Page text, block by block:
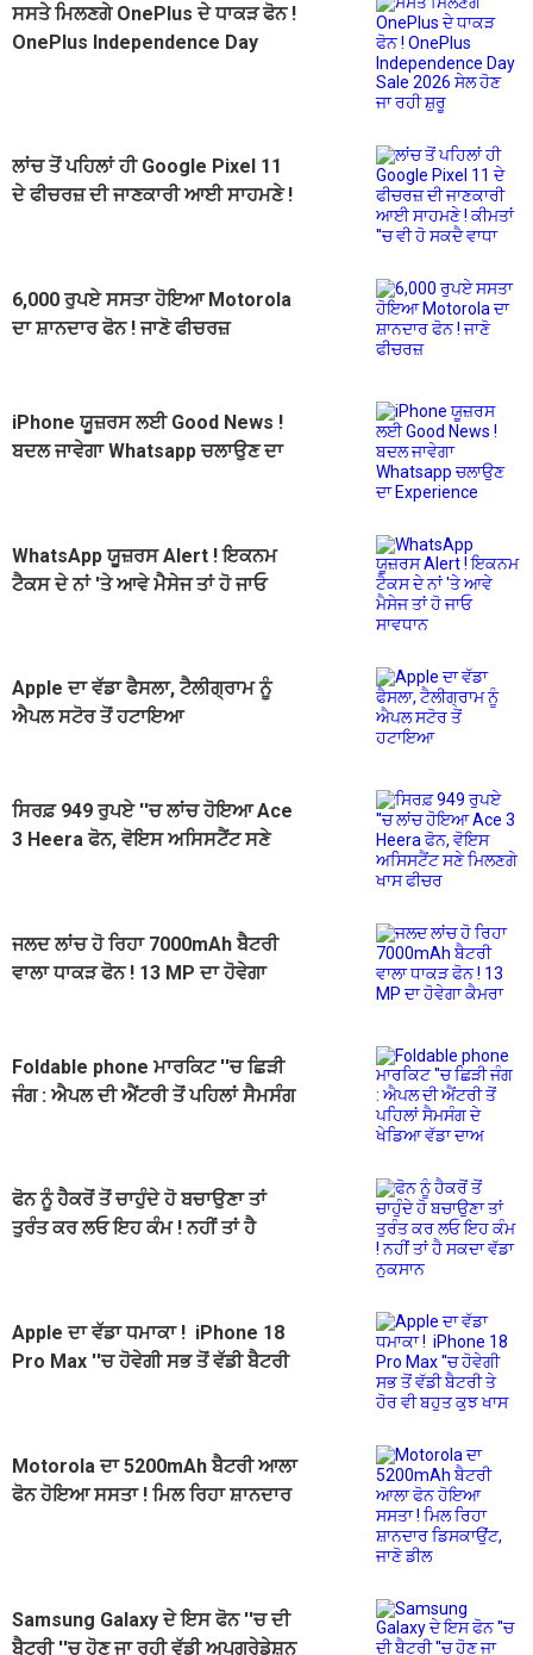
ਸਸਤੇ ਮਿਲਣਗੇ OnePlus ਦੇ ਧਾਕੜ ਫੋਨ !
OnePlus Independence Day
ਲਾਂਚ ਤੋਂ ਪਹਿਲਾਂ ਹੀ Google Pixel 11
ਦੇ ਫੀਚਰਜ਼ ਦੀ ਜਾਣਕਾਰੀ ਆਈ ਸਾਹਮਣੇ !
6,000 ਰੁਪਏ ਸਸਤਾ ਹੋਇਆ Motorola
ਦਾ ਸ਼ਾਨਦਾਰ ਫੋਨ ! ਜਾਣੋ ਫੀਚਰਜ਼
iPhone ਯੂਜ਼ਰਸ ਲਈ Good News !
ਬਦਲ ਜਾਵੇਗਾ Whatsapp ਚਲਾਉਣ ਦਾ
WhatsApp ਯੂਜ਼ਰਸ Alert ! ਇਕਨਮ
ਟੈਕਸ ਦੇ ਨਾਂ 'ਤੇ ਆਵੇ ਮੈਸੇਜ ਤਾਂ ਹੋ ਜਾਓ
Apple ਦਾ ਵੱਡਾ ਫੈਸਲਾ, ਟੈਲੀਗ੍ਰਾਮ ਨੂੰ
ਐਪਲ ਸਟੋਰ ਤੋਂ ਹਟਾਇਆ
ਸਿਰਫ਼ 949 ਰੁਪਏ ''ਚ ਲਾਂਚ ਹੋਇਆ Ace
3 Heera ਫੋਨ, ਵੋਇਸ ਅਸਿਸਟੈਂਟ ਸਣੇ
ਜਲਦ ਲਾਂਚ ਹੋ ਰਿਹਾ 7000mAh ਬੈਟਰੀ
ਵਾਲਾ ਧਾਕੜ ਫੋਨ ! 13 MP ਦਾ ਹੋਵੇਗਾ
Foldable phone ਮਾਰਕਿਟ ''ਚ ਛਿੜੀ
ਜੰਗ : ਐਪਲ ਦੀ ਐਂਟਰੀ ਤੋਂ ਪਹਿਲਾਂ ਸੈਮਸੰਗ
ਫੋਨ ਨੂੰ ਹੈਕਰੋਂ ਤੋਂ ਚਾਹੁੰਦੇ ਹੋ ਬਚਾਉਣਾ ਤਾਂ
ਤੁਰੰਤ ਕਰ ਲਓ ਇਹ ਕੰਮ ! ਨਹੀਂ ਤਾਂ ਹੈ
Apple ਦਾ ਵੱਡਾ ਧਮਾਕਾ ! iPhone 18
Pro Max ''ਚ ਹੋਵੇਗੀ ਸਭ ਤੋਂ ਵੱਡੀ ਬੈਟਰੀ
Motorola ਦਾ 5200mAh ਬੈਟਰੀ ਆਲਾ
ਫੋਨ ਹੋਇਆ ਸਸਤਾ ! ਮਿਲ ਰਿਹਾ ਸ਼ਾਨਦਾਰ
Samsung Galaxy ਦੇ ਇਸ ਫੋਨ ''ਚ ਦੀ
ਬੈਟਰੀ ''ਚ ਹੋਣ ਜਾ ਰਹੀ ਵੱਡੀ ਅਪਗ੍ਰੇਡੇਸ਼ਨ